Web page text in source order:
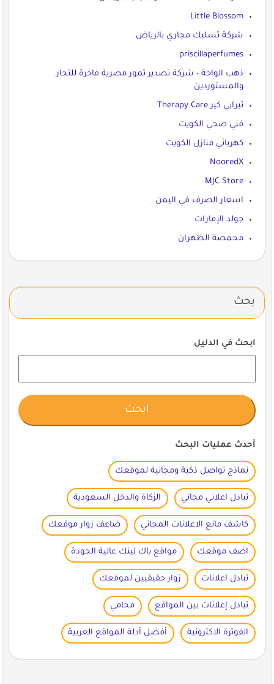
Little Blossom
شركة تسليك مجاري بالرياض
priscillaperfumes
ذهب الواحة - شركة تصدير تمور مصرية فاخرة للتجار
والمستوردين
ثيرابي كير Therapy Care
فني صحي الكويت
كهربائي منازل الكويت
NooredX
MJC Store
اسعار الصرف في اليمن
جولد الإمارات
محمصة الظهران
بحث
ابحث في الدليل
أحدث عمليات البحث
نماذج تواصل ذكية ومجانية لموقعك
تبادل اعلاني مجاني الزكاة والدخل السعودية
كاشف مانع الاعلانات المجاني ضاعف زوار موقعك
اضف موقعك مواقع باك لينك عالية الجودة
تبادل اعلانات زوار حقيقيين لموقعك
تبادل إعلانات بين المواقع محامي
الفوترة الاكترونية أفضل أدلة المواقع العربية